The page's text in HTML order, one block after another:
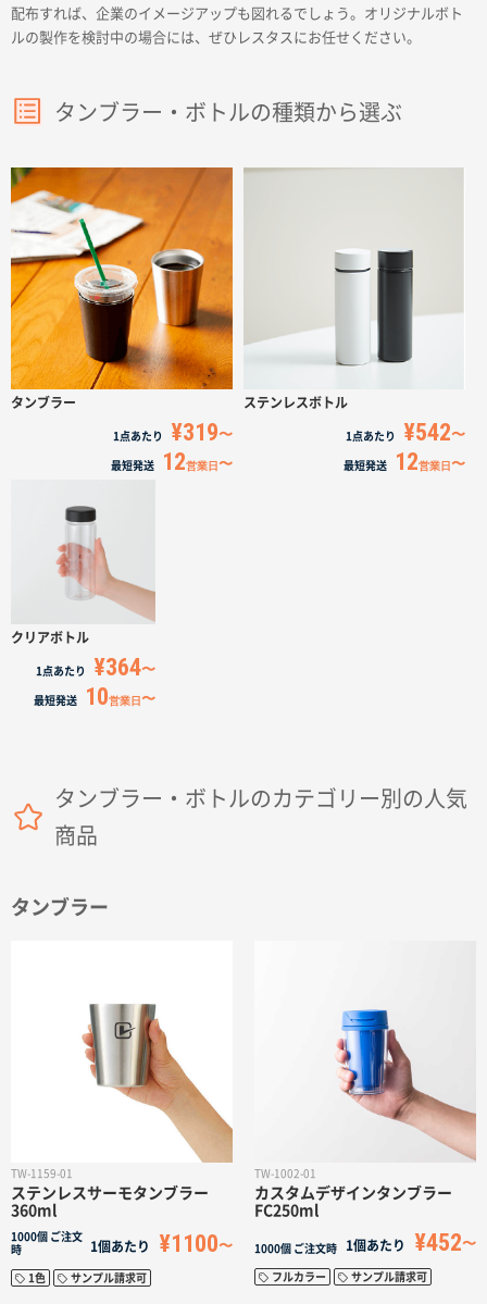
配布すれば、企業のイメージアップも図れるでしょう。オリジナルボト
ルの製作を検討中の場合には、ぜひレスタスにお任せください。
タンブラー・ボトルの種類から選ぶ
タンブラー
1点あたり ¥319
最短発送 12営業日
ステンレスボトル
1点あたり ¥542
最短発送 12営業日
クリアボトル
1点あたり ¥364
最短発送 10営業日
タンブラー・ボトルのカテゴリー別の人気
商品
タンブラー
TW-1159-01
ステンレスサーモタンブラー
360ml
1000個 ご注文
時
1個あたり ¥1100
1色 サンプル請求可
TW-1002-01
カスタムデザインタンブラー
FC250ml
1000個 ご注文時 1個あたり ¥452
フルカラー サンプル請求可